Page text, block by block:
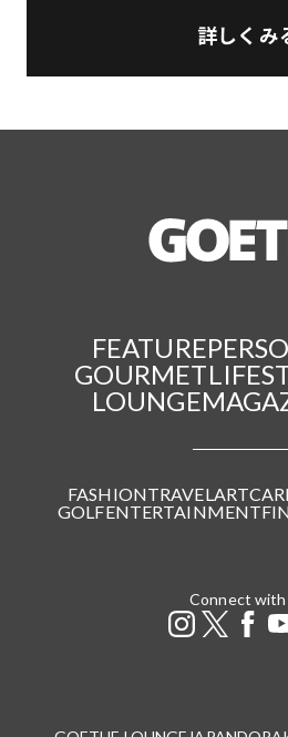
詳しくみ
FEATURE
GOURMET
LOUNGE
FASHIONTRAVEL ARTCAR
GOLFENTERTAINMENT
Connect with